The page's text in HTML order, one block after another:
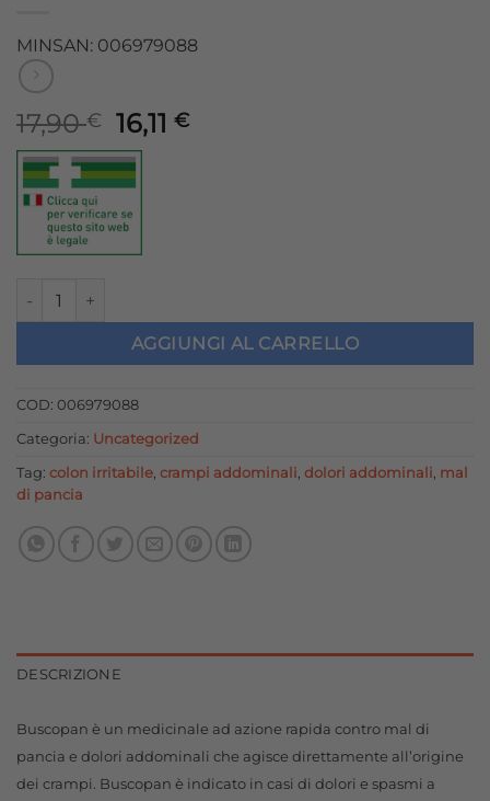
MINSAN: 006979088
17,90€
Il
prezzo
originale
17,90 €.
16,11€Il
AGGIUNGI AL CARRELLO
COD: 006979088
Categoria: Uncategorized
Tag: colon irritabile, crampi addominali, dolori addominali, mal
di pancia
DESCRIZIONE
Buscopan è un medicinale ad azione rapida contro mal di
pancia e dolori addominali che agisce direttamente all’origine
dei crampi. Buscopan è indicato in casi di dolori e spasmi a